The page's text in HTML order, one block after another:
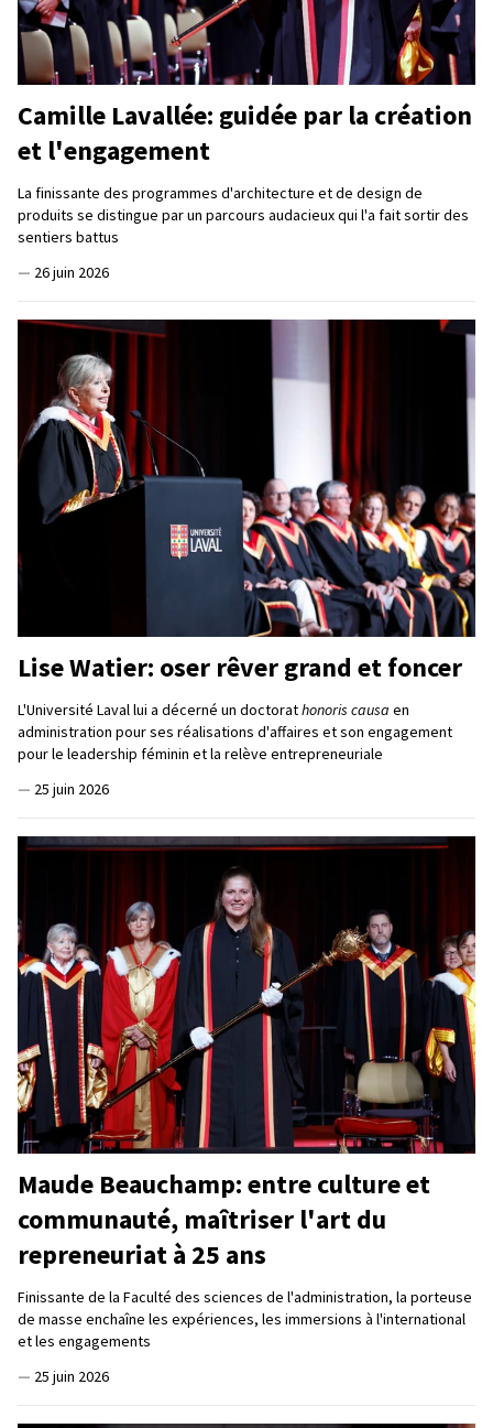
Camille Lavallée: guidée par la création
et l'engagement
La finissante des programmes d'architecture et de design de
produits se distingue par un parcours audacieux qui l'a fait sortir des
sentiers battus
— 26 juin 2026
Lise Watier: oser rêver grand et foncer
L'Université Laval lui a décerné un doctorathonoris causa en
administration pour ses réalisations d'affaires et son engagement
pour le leadership féminin et la relève entrepreneuriale
— 25 juin 2026
Maude Beauchamp: entre culture et
communauté, maîtriser l'art du
repreneuriat à 25 ans
Finissante de la Faculté des sciences de l'administration, la porteuse
de masse enchaîne les expériences, les immersions à l'international
et les engagements
— 25 juin 2026